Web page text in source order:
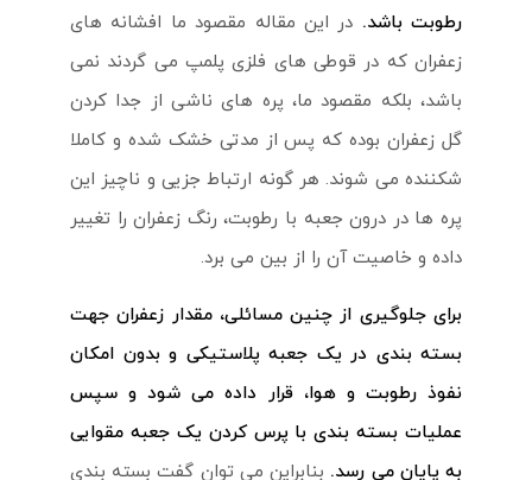
رطوبت باشد. در این مقاله مقصود ما افشانه های
زعفران که در قوطی های فلزی پلمپ می گردند نمی
باشد، بلکه مقصود ما، پره های ناشی از جدا کردن
گل زعفران بوده که پس از مدتی خشک شده و کاملا
شکننده می شوند. هر گونه ارتباط جزیی و ناچیز این
پره ها در درون جعبه با رطوبت، رنگ زعفران را تغییر
داده و خاصیت آن را از بین می برد.
برای جلوگیری از چنین مسائلی، مقدار زعفران جهت
بسته بندی در یک جعبه پلاستیکی و بدون امکان
نفوذ رطوبت و هوا، قرار داده می شود و سپس
عملیات بسته بندی با پرس کردن یک جعبه مقوایی
به پایان می رسد. بنابراین می توان گفت بسته بندی